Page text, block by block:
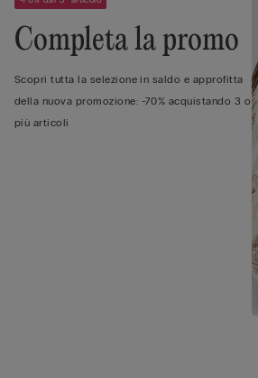
Completa la promo
Scopri tutta la selezione in saldo e approfitta
della nuova promozione: -70% acquistando 3 o
più articoli